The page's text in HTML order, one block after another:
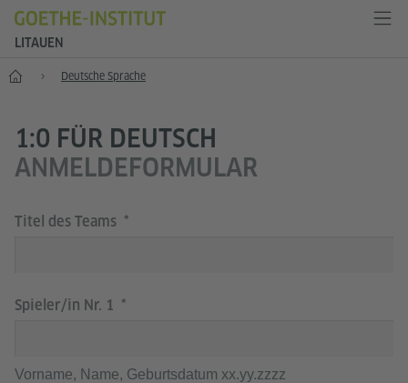
LITAUEN
Start Deutsche Sprache
1:0 FÜR DEUTSCH
ANMELDEFORMULAR
Titel des Teams
Spieler/in Nr. 1
Vorname, Name, Geburtsdatum xx.yy.zzzz